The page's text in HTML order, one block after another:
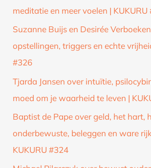
meditatie en meer voelen | KUKURU
Suzanne Buijs en Desirée
opstellingen, triggers en echte
#326
Tjarda Jansen over intuïtie,
moed om je waarheid te leven |
Baptist de Pape over geld, het hart,
onderbewuste, beleggen en ware
KUKURU #324